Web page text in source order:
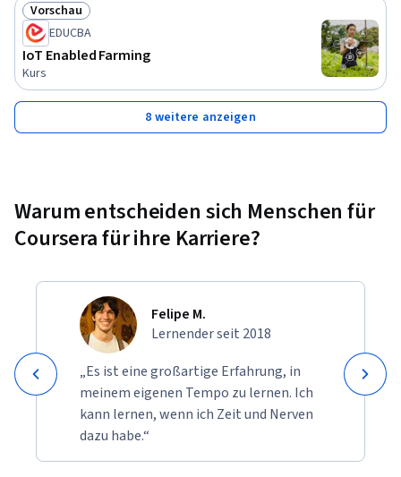
Status: Vorschau
Vorschau
EDUCBA
IoT Enabled Farming
Kurs
8 weitere anzeigen
Warum entscheiden sich Menschen für
Coursera für ihre Karriere?
Felipe M.
Lernender seit 2018
„Es ist eine großartige Erfahrung, in
meinem eigenen Tempo zu lernen. Ich
kann lernen, wenn ich Zeit und Nerven
dazu habe.“